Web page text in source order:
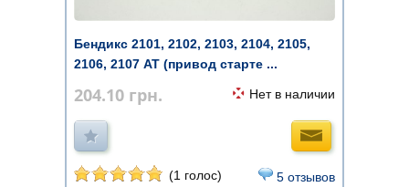
Бендикс 2101, 2102, 2103, 2104, 2105,
2106, 2107 AT (привод старте ...
204.10 грн. Нет в наличии
(1 голос) 5 отзывов